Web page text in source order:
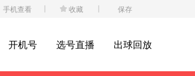
手机查看 收藏 保存
开机号 选号直播 出球回放